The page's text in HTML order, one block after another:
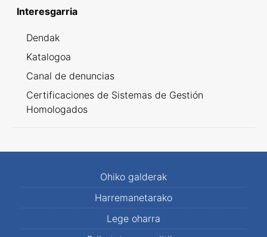
Interesgarria
Dendak
Katalogoa
Canal de denuncias
Certificaciones de Sistemas de Gestión
Homologados
Ohiko galderak
Harremanetarako
Lege oharra